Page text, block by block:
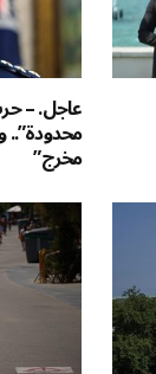
عاجل. –
محدودة”..
مخرج”